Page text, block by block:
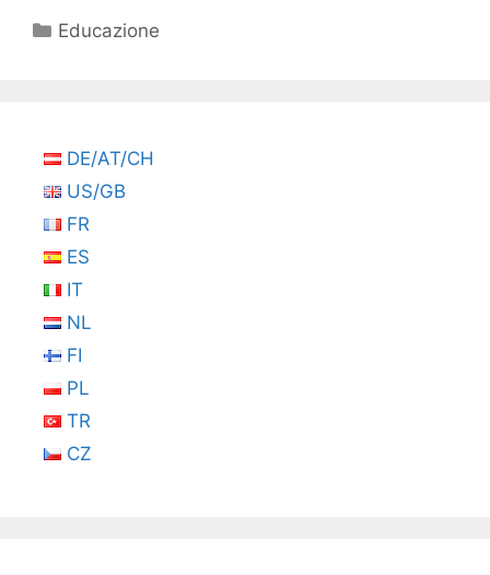
Categorie
Educazione
DE/AT/CH
US/GB
FR
ES
IT
NL
FI
PL
TR
CZ